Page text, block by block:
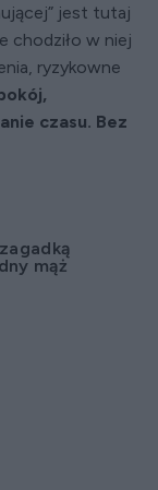
jest tutaj
chodziło w niej
ryzykowne
czasu. Bez
mąż